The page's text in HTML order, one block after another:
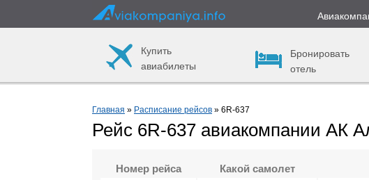
Купить
авиабилеты
Бронировать
отель
Главная » Расписание рейсов » 6R-637
Рейс 6R-637 авиакомпании АК
Номер рейса Какой самолет